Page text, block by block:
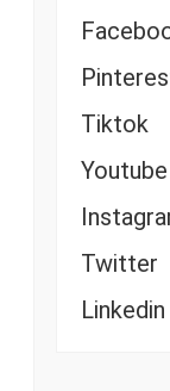
Tiktok
Youtube
Twitter
Linkedin